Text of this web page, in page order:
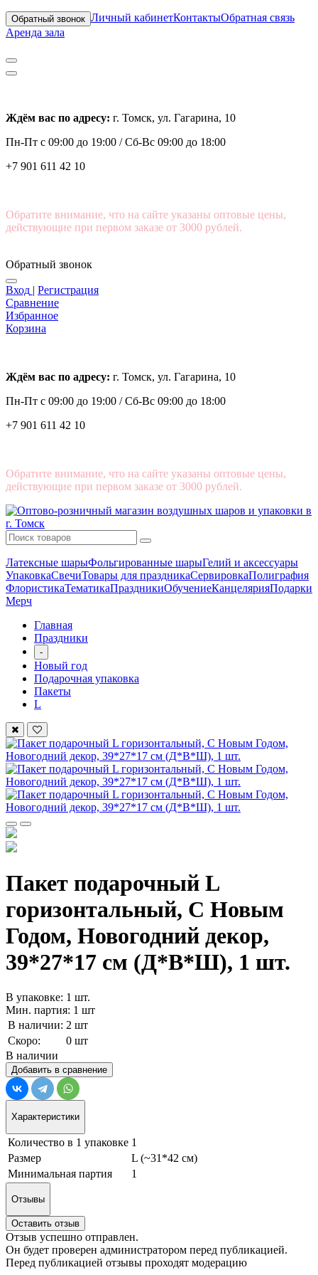
Обратный звонок Личный кабинетКонтактыОбратная связь
Аренда зала
Ждём вас по адресу: г. Томск, ул. Гагарина, 10
Пн-Пт с 09:00 до 19:00 /Сб-Вс 09:00 до 18:00
+7 901 611 42 10
Обратите внимание, что на сайте указаны оптовые цены,
действующие при первом заказе от 3000 рублей.
Обратный звонок
Вход | Регистрация
Сравнение
Избранное
Корзина
Ждём вас по адресу: г. Томск, ул. Гагарина, 10
Пн-Пт с 09:00 до 19:00 /Сб-Вс 09:00 до 18:00
+7 901 611 42 10
Обратите внимание, что на сайте указаны оптовые цены,
действующие при первом заказе от 3000 рублей.
Латексные шарыФольгированные шарыГелий и аксессуары
УпаковкаСвечиТовары для праздникаСервировкаПолиграфия
ФлористикаТематикаПраздникиОбучениеКанцелярияПодарки
Мерч
Главная
Праздники
-
Новый год
Подарочная упаковка
Пакеты
L
Пакет подарочный L
горизонтальный, С Новым
Годом, Новогодний декор,
39*27*17 см (Д*В*Ш), 1 шт.
В упаковке: 1 шт.
Мин. партия: 1 шт
В наличии: 2 шт
Скоро:
0 шт
В наличии
Добавить в сравнение
Характеристики
Количество в 1 упаковке 1
Размер
L (~31*42 см)
Минимальная партия
1
Отзывы
Оставить отзыв
Отзыв успешно отправлен.
Он будет проверен администратором перед публикацией.
Перед публикацией отзывы проходят модерацию